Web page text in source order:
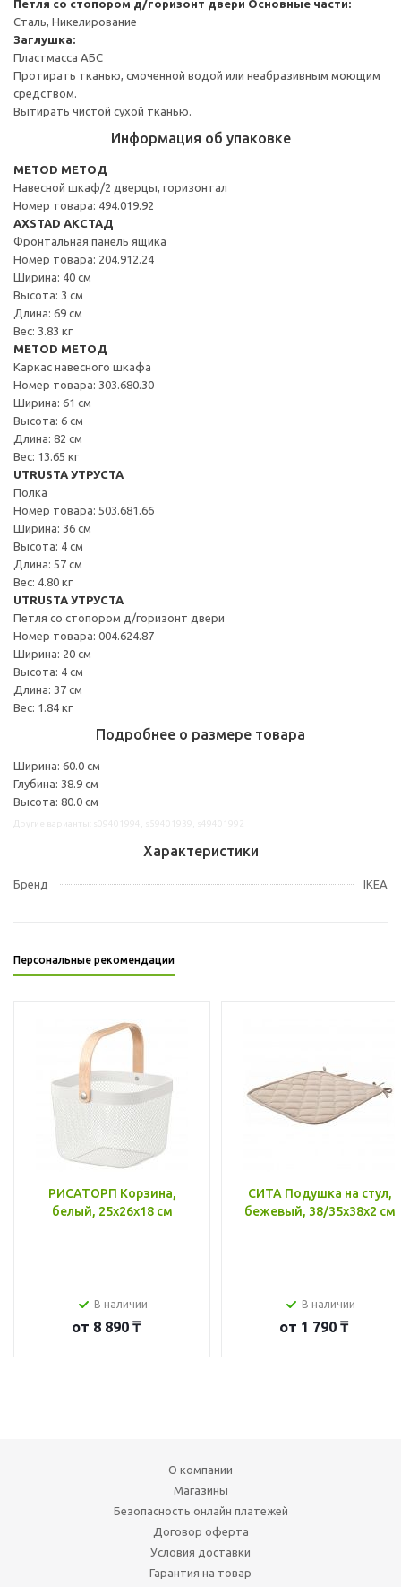
Петля со стопором д/горизонт двери Основные части:
Сталь, Никелирование
Заглушка:
Пластмасса АБС
Протирать тканью, смоченной водой или неабразивным моющим
средством.
Вытирать чистой сухой тканью.
Информация об упаковке
METOD МЕТОД
Навесной шкаф/2 дверцы, горизонтал
Номер товара: 494.019.92
AXSTAD АКСТАД
Фронтальная панель ящика
Номер товара: 204.912.24
Ширина: 40 см
Высота: 3 см
Длина: 69 см
Вес: 3.83 кг
METOD МЕТОД
Каркас навесного шкафа
Номер товара: 303.680.30
Ширина: 61 см
Высота: 6 см
Длина: 82 см
Вес: 13.65 кг
UTRUSTA УТРУСТА
Полка
Номер товара: 503.681.66
Ширина: 36 см
Высота: 4 см
Длина: 57 см
Вес: 4.80 кг
UTRUSTA УТРУСТА
Петля со стопором д/горизонт двери
Номер товара: 004.624.87
Ширина: 20 см
Высота: 4 см
Длина: 37 см
Вес: 1.84 кг
Подробнее о размере товара
Ширина: 60.0 см
Глубина: 38.9 см
Высота: 80.0 см
Характеристики
Бренд IKEA
Персональные рекомендации
РИСАТОРП Корзина,
белый, 25x26x18 см
В наличии
от 8 890 ₸
СИТА Подушка на стул,
бежевый, 38/35x38x2 см
В наличии
от 1 790 ₸
О компании
Магазины
Безопасность онлайн платежей
Договор оферта
Условия доставки
Гарантия на товар